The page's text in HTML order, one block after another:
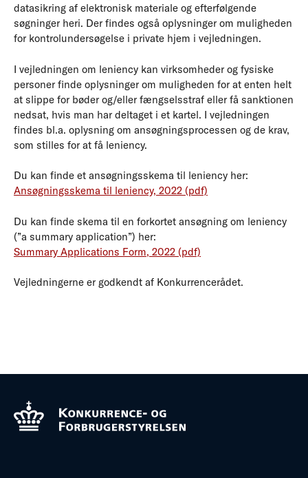
datasikring af elektronisk materiale og efterfølgende
søgninger heri. Der findes også oplysninger om muligheden
for kontrolundersøgelse i private hjem i vejledningen.
I vejledningen om leniency kan virksomheder og fysiske
personer finde oplysninger om muligheden for at enten helt
at slippe for bøder og/eller fængselsstraf eller få sanktionen
nedsat, hvis man har deltaget i et kartel. I vejledningen
findes bl.a. oplysning om ansøgningsprocessen og de krav,
som stilles for at få leniency.
Du kan finde et ansøgningsskema til leniency her:
Ansøgningsskema til leniency, 2022 (pdf)
Du kan finde skema til en forkortet ansøgning om leniency
(”a summary application”) her:
Summary Applications Form, 2022 (pdf)
Vejledningerne er godkendt af Konkurrencerådet.